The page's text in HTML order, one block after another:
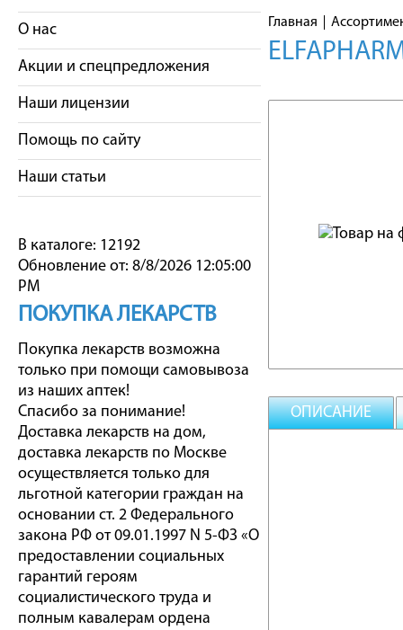
О нас
Акции и спецпредложения
Наши лицензии
Помощь по сайту
Наши статьи
В каталоге: 12192
Обновление от: 8/8/2026 12:05:00
PM
ПОКУПКА ЛЕКАРСТВ
Покупка лекарств возможна
только при помощи самовывоза
из наших аптек!
Спасибо за понимание!
Доставка лекарств на дом,
доставка лекарств по Москве
осуществляется только для
льготной категории граждан на
основании ст. 2 Федерального
закона РФ от 09.01.1997 N 5-ФЗ «О
предоставлении социальных
гарантий героям
социалистического труда и
полным кавалерам ордена
Главная
ОПИСАНИЕ